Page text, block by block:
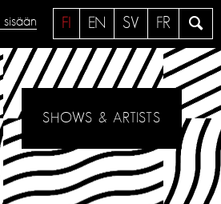
a
e
FI EN SV FR
sisään
SHOWS & ARTISTS